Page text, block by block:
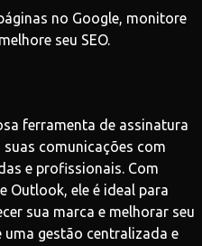
no Google, monitore
seu SEO.
ferramenta de assinatura
comunicações com
e profissionais. Com
Outlook, ele é ideal para
sua marca e melhorar seu
gestão centralizada e